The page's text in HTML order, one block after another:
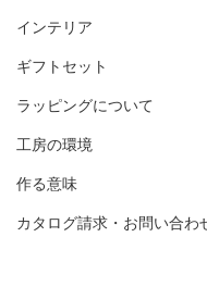
インテリア
ギフトセット
ラッピングについて
工房の環境
作る意味
カタログ請求・お問い合わ